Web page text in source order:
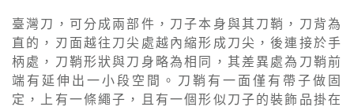
臺灣刀，可分成兩部件，刀子本身與其刀鞘，刀背為
直的，刃面越往刀尖處越內縮形成刀尖，後連接於手
柄處，刀鞘形狀與刀身略為相同，其差異處為刀鞘前
端有延伸出一小段空間。刀鞘有一面僅有帶子做固
定，上有一條繩子，且有一個形似刀子的裝飾品掛在